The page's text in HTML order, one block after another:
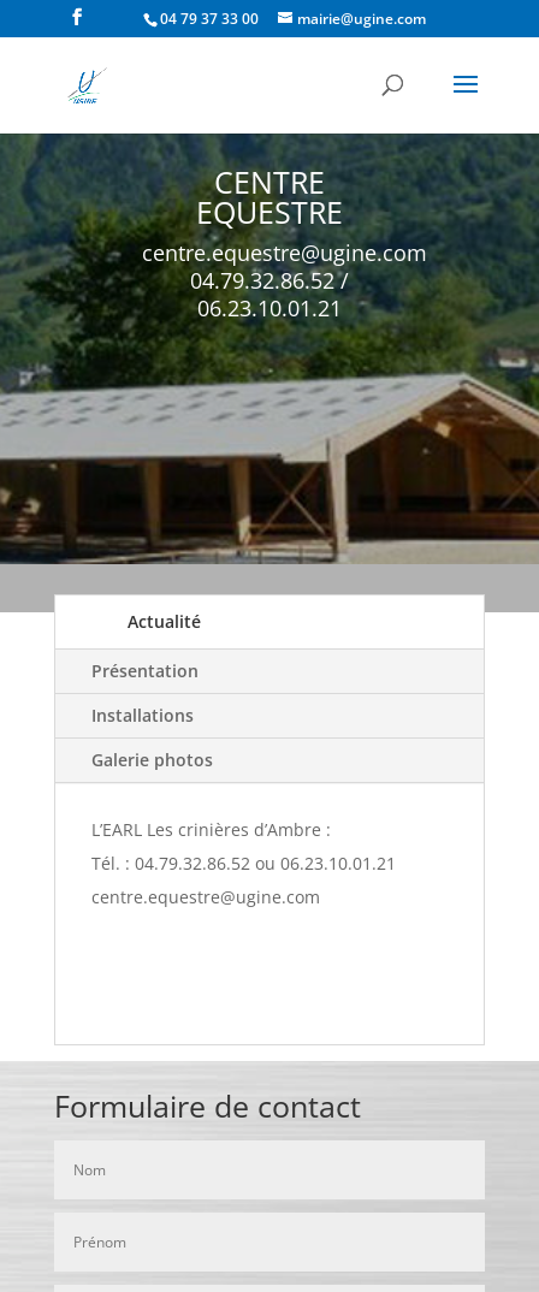
04 79 37 33 00 mairie@ugine.com
CENTRE
EQUESTRE
centre.equestre@ugine.com
04.79.32.86.52 /
06.23.10.01.21
Actualité
Présentation
Installations
Galerie photos
L’EARL Les crinières d’Ambre :
Tél. : 04.79.32.86.52 ou 06.23.10.01.21
centre.equestre@ugine.com
Formulaire de contact